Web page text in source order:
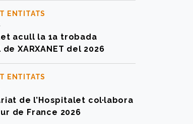
ENTITATS
acull la 1a trobada
XARXANET del 2026
ENTITATS
de l’Hospitalet col·labora
de France 2026